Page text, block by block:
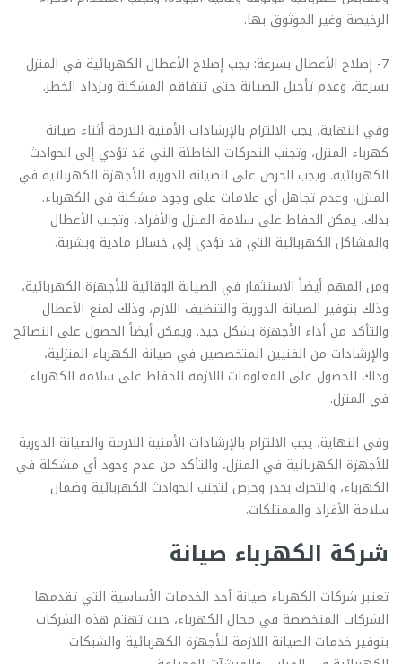
الرخيصة وغير الموثوق بها.
7- إصلاح الأعطال بسرعة: يجب إصلاح الأعطال الكهربائية في المنزل
بسرعة، وعدم تأجيل الصيانة حتى تتفاقم المشكلة ويزداد الخطر.
وفي النهاية، يجب الالتزام بالإرشادات الأمنية اللازمة أثناء صيانة
كهرباء المنزل، وتجنب التحركات الخاطئة التي قد تؤدي إلى الحوادث
الكهربائية. ويجب الحرص على الصيانة الدورية للأجهزة الكهربائية في
المنزل، وعدم تجاهل أي علامات على وجود مشكلة في الكهرباء.
بذلك، يمكن الحفاظ على سلامة المنزل والأفراد، وتجنب الأعطال
والمشاكل الكهربائية التي قد تؤدي إلى خسائر مادية وبشرية.
ومن المهم أيضاً الاستثمار في الصيانة الوقائية للأجهزة الكهربائية،
وذلك بتوفير الصيانة الدورية والتنظيف اللازم، وذلك لمنع الأعطال
والتأكد من أداء الأجهزة بشكل جيد. ويمكن أيضاً الحصول على النصائح
والإرشادات من الفنيين المتخصصين في صيانة الكهرباء المنزلية،
وذلك للحصول على المعلومات اللازمة للحفاظ على سلامة الكهرباء
في المنزل.
وفي النهاية، يجب الالتزام بالإرشادات الأمنية اللازمة والصيانة الدورية
للأجهزة الكهربائية في المنزل، والتأكد من عدم وجود أي مشكلة في
الكهرباء، والتحرك بحذر وحرص لتجنب الحوادث الكهربائية وضمان
سلامة الأفراد والممتلكات.
شركة الكهرباء صيانة
تعتبر شركات الكهرباء صيانة أحد الخدمات الأساسية التي تقدمها
الشركات المتخصصة في مجال الكهرباء، حيث تهتم هذه الشركات
بتوفير خدمات الصيانة اللازمة للأجهزة الكهربائية والشبكات